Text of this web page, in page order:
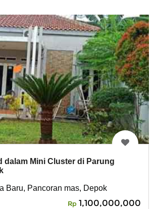
dalam Mini Cluster di Parung
Baru, Pancoran mas, Depok
Rp 1,100,000,000